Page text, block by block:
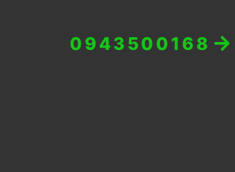
0943500168